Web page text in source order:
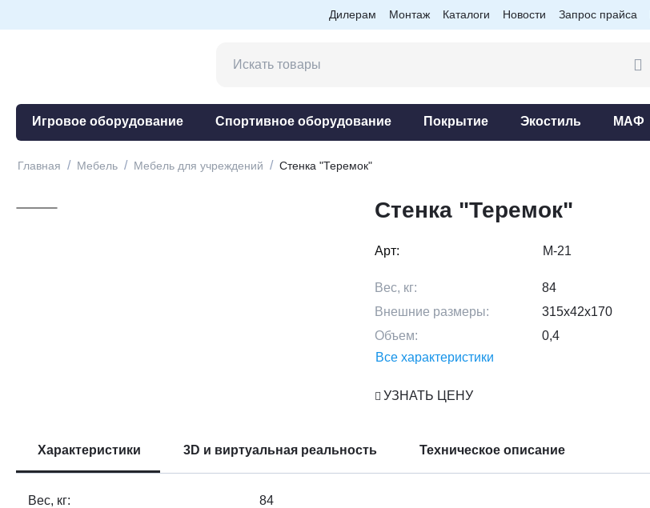
Дилерам Монтаж Каталоги Новости Запрос прайса
Игровое оборудование Спортивное оборудование Покрытие Экостиль МАФ
Главная / Мебель / Мебель для учреждений / Стенка "Теремок"
Стенка "Теремок"
Арт: М-21
Вес, кг:
84
Внешние размеры:
315х42х170
Объем:
0,4
Все характеристики
УЗНАТЬ ЦЕНУ
Характеристики 3D и виртуальная реальность Техническое описание
Вес, кг: 84